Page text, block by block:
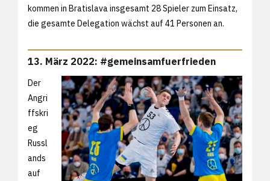
kommen in Bratislava insgesamt 28 Spieler zum Einsatz,
die gesamte Delegation wächst auf 41 Personen an.
13. März 2022: #gemeinsamfuerfrieden
Der
Angri
ffskri
eg
Russl
ands
auf